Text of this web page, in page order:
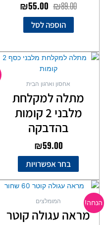
₪89.00
₪55.00
הוספה לסל
אחסון וארגון הבית
מתלה למקלחת
מלבני 2 קומות
בהדבקה
₪59.00
בחר אפשרויות
למוצר
סוגים.
ניתן
בעמוד
הנחה! המומלצים
מראה עגולה קוטר
המחיר
המקורי
היה:
₪139.00.